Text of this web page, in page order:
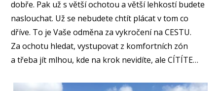
dobře. Pak už s větší ochotou a větší lehkostí budete
naslouchat. Už se nebudete chtít plácat v tom co
dříve. To je Vaše odměna za vykročení na CESTU.
Za ochotu hledat, vystupovat z komfortních zón
a třeba jít mlhou, kde na krok nevidíte, ale CÍTÍTE…